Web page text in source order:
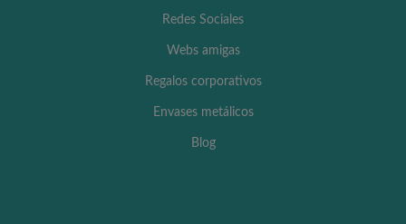
Redes Sociales
Webs amigas
Regalos corporativos
Envases metálicos
Blog